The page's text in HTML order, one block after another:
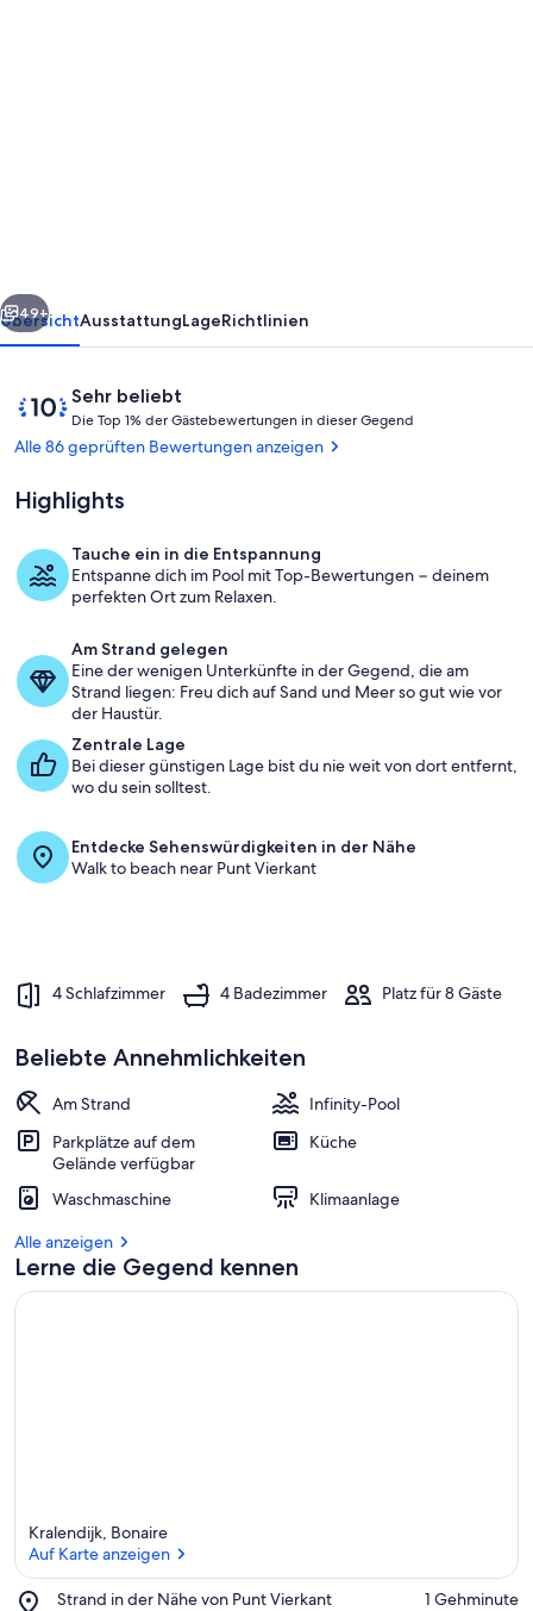
Villa
mit
Zugang
zur
Karibik!
Strand
Weiter
49+
ÜbersichtAusstattungLageRichtlinien
Bewertungen
Sehr beliebt
10
von
10,
beliebt
Die Top 1% der Gästebewertungen in dieser Gegend
e
r
ä
n
Alle 86 geprüften Bewertungen anzeigen
Highlights
Tauche ein in die Entspannung
Entspanne dich im Pool mit Top-Bewertungen − deinem
perfekten Ort zum Relaxen.
Am Strand gelegen
Eine der wenigen Unterkünfte in der Gegend, die am
Strand liegen: Freu dich auf Sand und Meer so gut wie vor
der Haustür.
Zentrale Lage
Bei dieser günstigen Lage bist du nie weit von dort entfernt,
wo du sein solltest.
Entdecke Sehenswürdigkeiten in der Nähe
Walk to beach near Punt Vierkant
4 Schlafzimmer 4 Badezimmer Platz für 8 Gäste
Beliebte Annehmlichkeiten
Am Strand
Infinity-Pool
Parkplätze auf dem
Gelände verfügbar
Küche
Waschmaschine
Klimaanlage
Alle anzeigen
Lerne die Gegend kennen
Kralendijk, Bonaire
Auf Karte anzeigen
Strand in der Nähe von Punt Vierkant
Place,
‪1 Gehminute‬